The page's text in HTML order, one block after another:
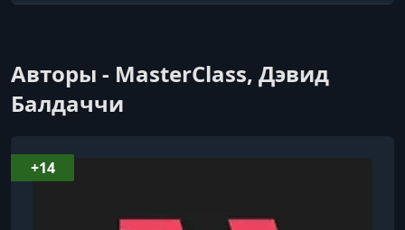
УРОК 7. 00:18:52
7. Pacing. Tension. and Suspense
8. Creating Compelling Characters
Авторы - MasterClass, Дэвид
Балдаччи
+14